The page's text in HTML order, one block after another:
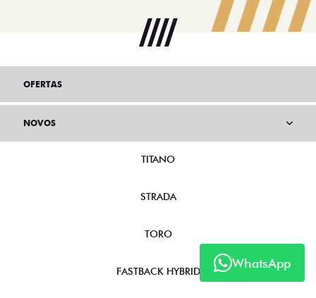
WhatsApp
OFERTAS
NOVOS
TITANO
STRADA
TORO
FASTBACK HYBRID